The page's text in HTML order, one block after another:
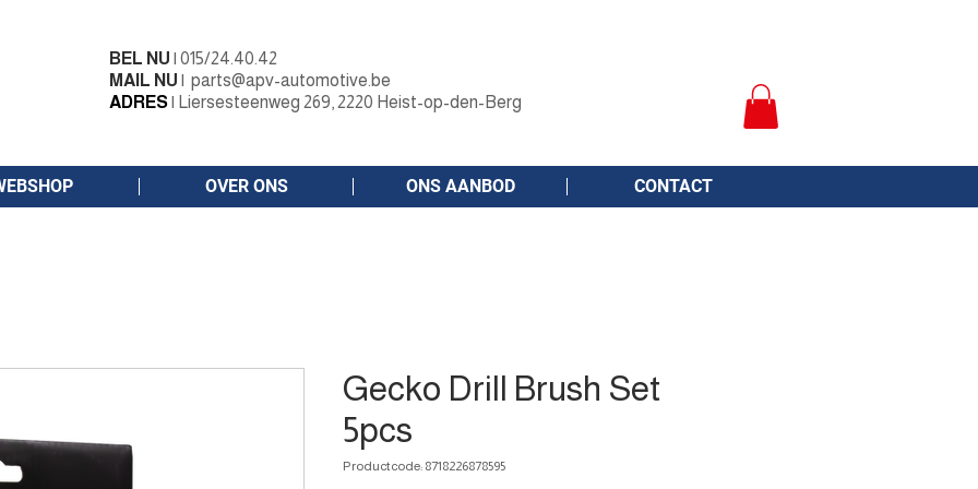
BEL NU | 015/24.40.42
MAIL NU | parts@apv-automotive.be
ADRES| Liersesteenweg 269, 2220 Heist-op-den-Berg
OVER ONS ONS AANBOD CONTACT
Gecko Drill Brush Set
5pcs
Productcode: 8718226878595